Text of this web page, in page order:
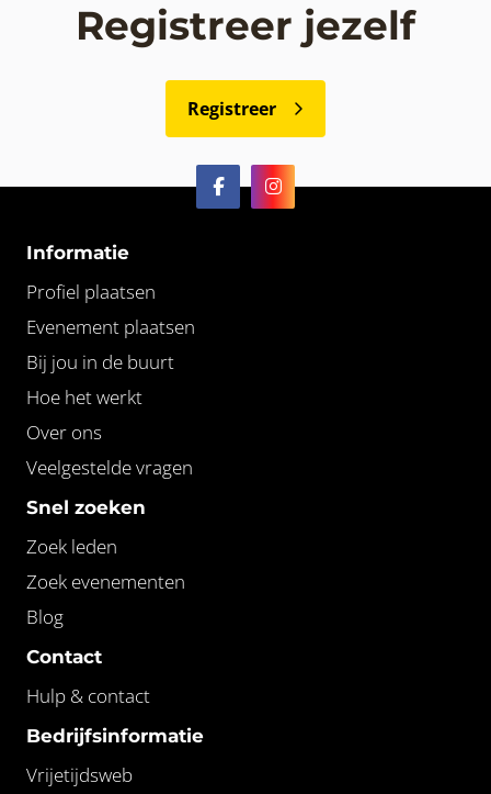
Registreer jezelf
Registreer
Informatie
Profiel plaatsen
Evenement plaatsen
Bij jou in de buurt
Hoe het werkt
Over ons
Veelgestelde vragen
Snel zoeken
Zoek leden
Zoek evenementen
Blog
Contact
Hulp & contact
Bedrijfsinformatie
Vrijetijdsweb